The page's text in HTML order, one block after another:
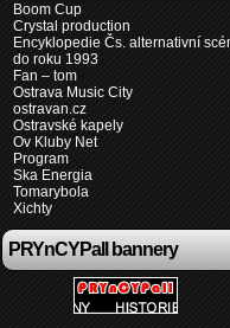
Boom Cup
Crystal production
Encyklopedie Čs. alternativní
do roku 1993
Fan – tom
Ostrava Music City
ostravan.cz
Ostravské kapely
Ov Kluby Net
Program
Ska Energia
Tomarybola
Xichty
PRYnCYPall bannery